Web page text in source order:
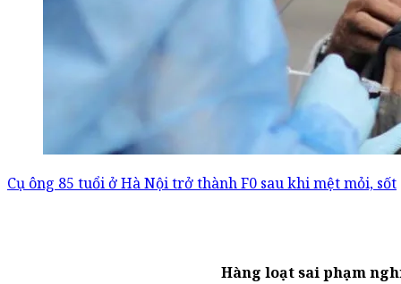
Cụ ông 85 tuổi ở Hà Nội trở thành F0 sau khi mệt mỏi, sốt
Hàng loạt sai phạm